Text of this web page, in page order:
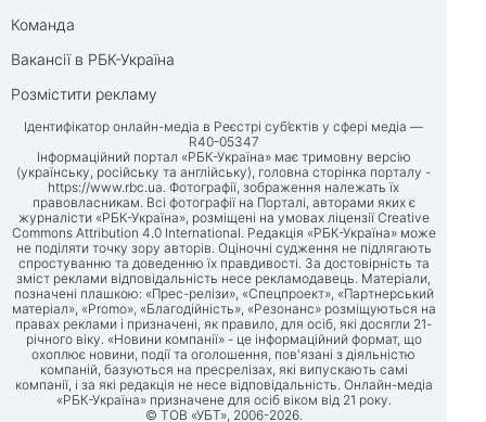
Команда
Вакансії в РБК-Україна
Розмістити рекламу
Ідентифікатор онлайн-медіа в Реєстрі суб’єктів у сфері медіа —
R40-05347
Інформаційний портал «РБК-Україна» має тримовну версію
(українську, російську та англійську), головна сторінка порталу -
https://www.rbc.ua. Фотографії, зображення належать їх
правовласникам. Всі фотографії на Порталі, авторами яких є
журналісти «РБК-Україна», розміщені на умовах ліцензії Creative
Commons Attribution 4.0 International. Редакція «РБК-Україна» може
не поділяти точку зору авторів. Оціночні судження не підлягають
спростуванню та доведенню їх правдивості. За достовірність та
зміст реклами відповідальність несе рекламодавець. Матеріали,
позначені плашкою: «Прес-релізи», «Спецпроект», «Партнерський
матеріал», «Promo», «Благодійність», «Резонанс» розміщуються на
правах реклами і призначені, як правило, для осіб, які досягли 21-
річного віку. «Новини компанії» - це інформаційний формат, що
охоплює новини, події та оголошення, пов'язані з діяльністю
компаній, базуються на пресрелізах, які випускають самі
компанії, і за які редакція не несе відповідальність. Онлайн-медіа
«РБК-Україна» призначене для осіб віком від 21 року.
© ТОВ «УБТ», 2006-2026.